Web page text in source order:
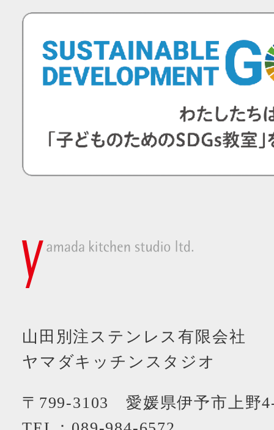
山田別注ステンレス有限会社
ヤマダキッチンスタジオ
〒799-3103 愛媛県伊予市上野